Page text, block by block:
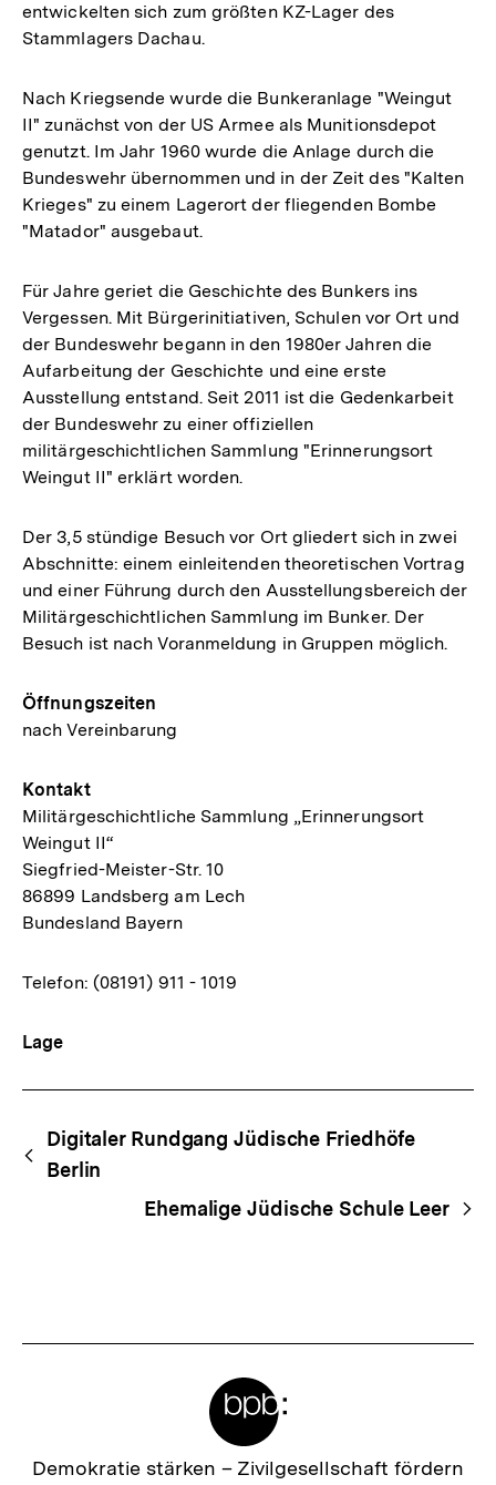
entwickelten sich zum größten KZ-Lager des
Stammlagers Dachau.
Nach Kriegsende wurde die Bunkeranlage "Weingut
II" zunächst von der US Armee als Munitionsdepot
genutzt. Im Jahr 1960 wurde die Anlage durch die
Bundeswehr übernommen und in der Zeit des "Kalten
Krieges" zu einem Lagerort der fliegenden Bombe
"Matador" ausgebaut.
Für Jahre geriet die Geschichte des Bunkers ins
Vergessen. Mit Bürgerinitiativen, Schulen vor Ort und
der Bundeswehr begann in den 1980er Jahren die
Aufarbeitung der Geschichte und eine erste
Ausstellung entstand. Seit 2011 ist die Gedenkarbeit
der Bundeswehr zu einer offiziellen
militärgeschichtlichen Sammlung "Erinnerungsort
Weingut II" erklärt worden.
Der 3,5 stündige Besuch vor Ort gliedert sich in zwei
Abschnitte: einem einleitenden theoretischen Vortrag
und einer Führung durch den Ausstellungsbereich der
Militärgeschichtlichen Sammlung im Bunker. Der
Besuch ist nach Voranmeldung in Gruppen möglich.
Öffnungszeiten
nach Vereinbarung
Kontakt
Militärgeschichtliche Sammlung „Erinnerungsort
Weingut II“
Siegfried-Meister-Str. 10
86899 Landsberg am Lech
Bundesland Bayern
Telefon: (08191) 911 - 1019
Lage
Begriffsnavigation
Content-
Navigation
Digitaler Rundgang Jüdische Friedhöfe
Berlin
Ehemalige Jüdische Schule Leer
Zur
Demokratie stärken – Zivilgesellschaft fördern